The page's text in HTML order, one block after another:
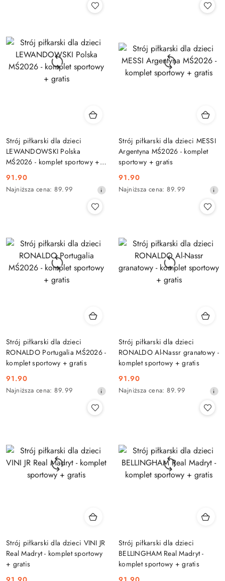
Strój piłkarski dla dzieci
LEWANDOWSKI Polska
MŚ2026 - komplet sportowy +
gratis
Cena
promocyjna:
91.90
Najniższa
obniżką
Najniższa cena: 89.99
Strój piłkarski dla dzieci MESSI
Argentyna MŚ2026 - komplet
sportowy + gratis
Cena
promocyjna:
91.90
Najniższa
obniżką
Najniższa cena: 89.99
Strój piłkarski dla dzieci
RONALDO Portugalia MŚ2026 -
komplet sportowy + gratis
Cena
promocyjna:
91.90
Najniższa
obniżką
Najniższa cena: 89.99
Strój piłkarski dla dzieci
RONALDO Al-Nassr granatowy -
komplet sportowy + gratis
Cena
promocyjna:
91.90
Najniższa
obniżką
Najniższa cena: 89.99
Strój piłkarski dla dzieci VINI JR
Real Madryt - komplet sportowy
+ gratis
Strój piłkarski dla dzieci
BELLINGHAM Real Madryt -
komplet sportowy + gratis